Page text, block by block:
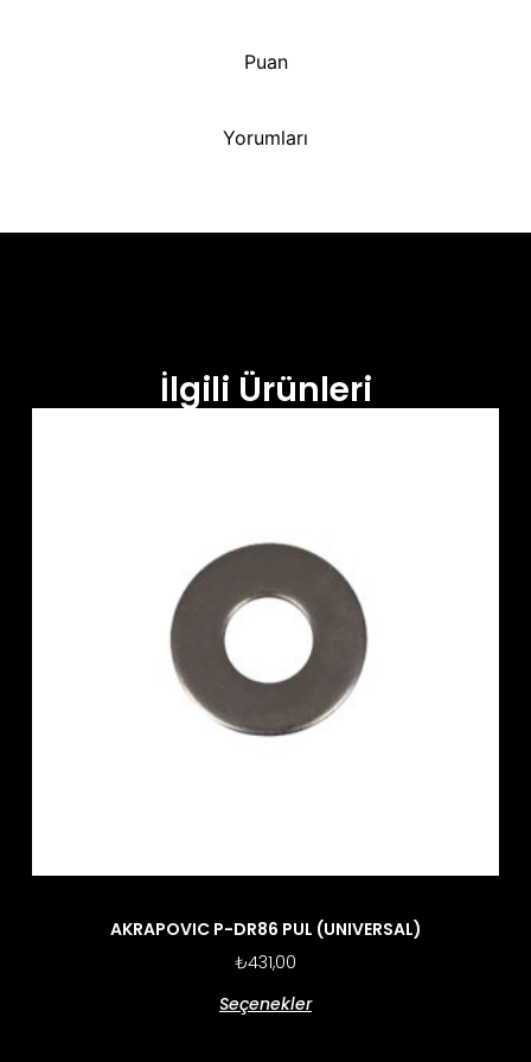
Puan
Yorumları
İlgili Ürünleri
AKRAPOVIC P-DR86 PUL (UNIVERSAL)
₺431,00
Seçenekler